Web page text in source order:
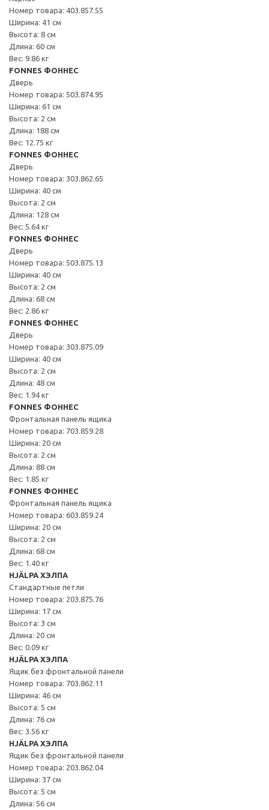
Номер товара: 403.857.55
Ширина: 41 см
Высота: 8 см
Длина: 60 см
Вес: 9.86 кг
FONNES ФОННЕС
Дверь
Номер товара: 503.874.95
Ширина: 61 см
Высота: 2 см
Длина: 188 см
Вес: 12.75 кг
FONNES ФОННЕС
Дверь
Номер товара: 303.862.65
Ширина: 40 см
Высота: 2 см
Длина: 128 см
Вес: 5.64 кг
FONNES ФОННЕС
Дверь
Номер товара: 503.875.13
Ширина: 40 см
Высота: 2 см
Длина: 68 см
Вес: 2.86 кг
FONNES ФОННЕС
Дверь
Номер товара: 303.875.09
Ширина: 40 см
Высота: 2 см
Длина: 48 см
Вес: 1.94 кг
FONNES ФОННЕС
Фронтальная панель ящика
Номер товара: 703.859.28
Ширина: 20 см
Высота: 2 см
Длина: 88 см
Вес: 1.85 кг
FONNES ФОННЕС
Фронтальная панель ящика
Номер товара: 603.859.24
Ширина: 20 см
Высота: 2 см
Длина: 68 см
Вес: 1.40 кг
HJÄLPA ХЭЛПА
Стандартные петли
Номер товара: 203.875.76
Ширина: 17 см
Высота: 3 см
Длина: 20 см
Вес: 0.09 кг
HJÄLPA ХЭЛПА
Ящик без фронтальной панели
Номер товара: 703.862.11
Ширина: 46 см
Высота: 5 см
Длина: 76 см
Вес: 3.56 кг
HJÄLPA ХЭЛПА
Ящик без фронтальной панели
Номер товара: 203.862.04
Ширина: 37 см
Высота: 5 см
Длина: 56 см